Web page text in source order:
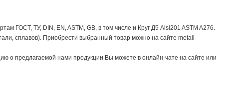
ГОСТ, ТУ, DIN, EN, ASTM, GB, в том числе и Круг Д5 Aisi201 ASTM A276.
сплавов). Приобрести выбранный товар можно на сайте metall-
о предлагаемой нами продукции Вы можете в онлайн-чате на сайте или